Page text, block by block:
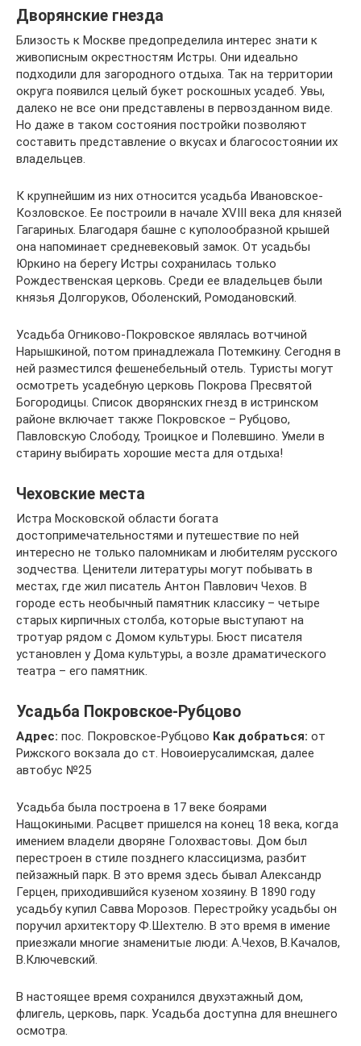
Дворянские гнезда
Близость к Москве предопределила интерес знати к
живописным окрестностям Истры. Они идеально
подходили для загородного отдыха. Так на территории
округа появился целый букет роскошных усадеб. Увы,
далеко не все они представлены в первозданном виде.
Но даже в таком состояния постройки позволяют
составить представление о вкусах и благосостоянии их
владельцев.
К крупнейшим из них относится усадьба Ивановское-
Козловское. Ее построили в начале XVIII века для князей
Гагариных. Благодаря башне с куполообразной крышей
она напоминает средневековый замок. От усадьбы
Юркино на берегу Истры сохранилась только
Рождественская церковь. Среди ее владельцев были
князья Долгоруков, Оболенский, Ромодановский.
Усадьба Огниково-Покровское являлась вотчиной
Нарышкиной, потом принадлежала Потемкину. Сегодня в
ней разместился фешенебельный отель. Туристы могут
осмотреть усадебную церковь Покрова Пресвятой
Богородицы. Список дворянских гнезд в истринском
районе включает также Покровское – Рубцово,
Павловскую Слободу, Троицкое и Полевшино. Умели в
старину выбирать хорошие места для отдыха!
Чеховские места
Истра Московской области богата
достопримечательностями и путешествие по ней
интересно не только паломникам и любителям русского
зодчества. Ценители литературы могут побывать в
местах, где жил писатель Антон Павлович Чехов. В
городе есть необычный памятник классику – четыре
старых кирпичных столба, которые выступают на
тротуар рядом с Домом культуры. Бюст писателя
установлен у Дома культуры, а возле драматического
театра – его памятник.
Усадьба Покровское-Рубцово
Адрес: пос. Покровское-Рубцово Как добраться: от
Рижского вокзала до ст. Новоиерусалимская, далее
автобус №25
Усадьба была построена в 17 веке боярами
Нащокиными. Расцвет пришелся на конец 18 века, когда
имением владели дворяне Голохвастовы. Дом был
перестроен в стиле позднего классицизма, разбит
пейзажный парк. В это время здесь бывал Александр
Герцен, приходившийся кузеном хозяину. В 1890 году
усадьбу купил Савва Морозов. Перестройку усадьбы он
поручил архитектору Ф.Шехтелю. В это время в имение
приезжали многие знаменитые люди: А.Чехов, В.Качалов,
В.Ключевский.
В настоящее время сохранился двухэтажный дом,
флигель, церковь, парк. Усадьба доступна для внешнего
осмотра.